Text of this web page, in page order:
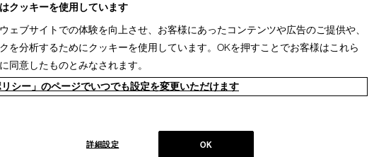
／ベンチ／ラウンジチェア
Design : IXC R&D
IXC
クッキーを使用しています
ェブサイトでの体験を向上させ、お客様にあったコンテンツや広告のご提供や、
を分析するためにクッキーを使用しています。OKを押すことでお客様はこれら
同意したものとみなされます。
リシー」のページでいつでも設定を変更いただけます
OK
詳細設定